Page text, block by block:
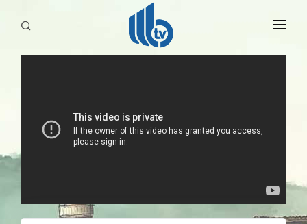
YAYINLARIMIZ